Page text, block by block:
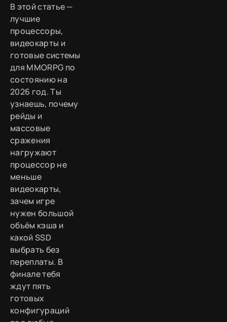
В этой статье —
лучшие
процессоры,
видеокарты и
готовые системы
для MMORPG по
состоянию на
2026 год. Ты
узнаешь, почему
рейды и
массовые
сражения
нагружают
процессор не
меньше
видеокарты,
зачем игре
нужен большой
объём кэша и
какой SSD
выбрать без
переплаты. В
финале тебя
ждут пять
готовых
конфигураций